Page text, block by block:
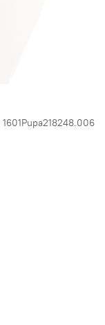
1601Pupa218248.006